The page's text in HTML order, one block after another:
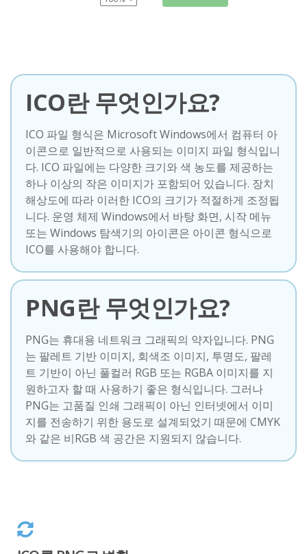
ICO란 무엇인가요?
ICO 파일 형식은 Microsoft Windows에서 컴퓨터 아
이콘으로 일반적으로 사용되는 이미지 파일 형식입니
다. ICO 파일에는 다양한 크기와 색 농도를 제공하는
하나 이상의 작은 이미지가 포함되어 있습니다. 장치
해상도에 따라 이러한 ICO의 크기가 적절하게 조정됩
니다. 운영 체제 Windows에서 바탕 화면, 시작 메뉴
또는 Windows 탐색기의 아이콘은 아이콘 형식으로
ICO를 사용해야 합니다.
PNG란 무엇인가요?
PNG는 휴대용 네트워크 그래픽의 약자입니다. PNG
는 팔레트 기반 이미지, 회색조 이미지, 투명도, 팔레
트 기반이 아닌 풀컬러 RGB 또는 RGBA 이미지를 지
원하고자 할 때 사용하기 좋은 형식입니다. 그러나
PNG는 고품질 인쇄 그래픽이 아닌 인터넷에서 이미
지를 전송하기 위한 용도로 설계되었기 때문에 CMYK
와 같은 비RGB 색 공간은 지원되지 않습니다.